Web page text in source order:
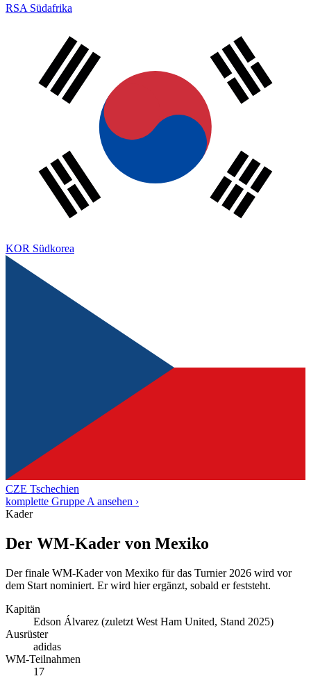
RSA Südafrika
KOR Südkorea
CZE Tschechien
komplette Gruppe A ansehen ›
Kader
Der WM-Kader von Mexiko
Der finale WM-Kader von Mexiko für das Turnier 2026 wird vor
dem Start nominiert. Er wird hier ergänzt, sobald er feststeht.
Kapitän
Edson Álvarez (zuletzt West Ham United, Stand 2025)
Ausrüster
adidas
WM-Teilnahmen
17